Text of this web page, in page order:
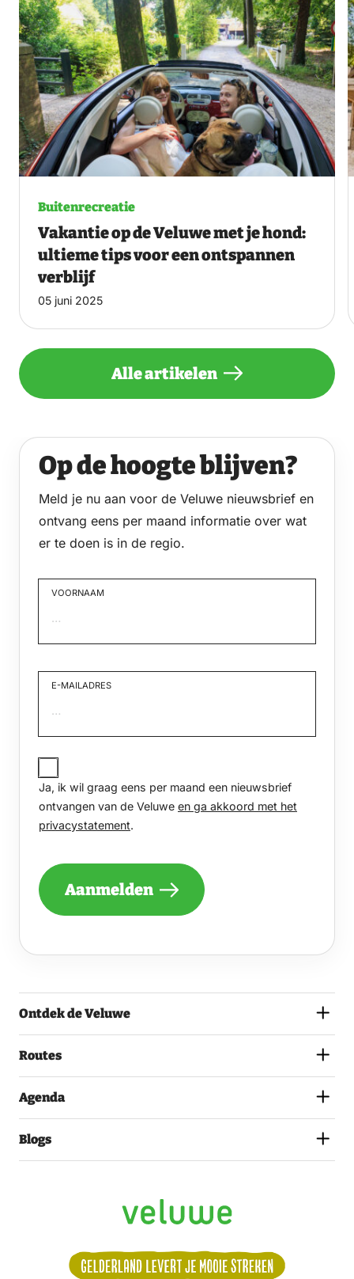
Buitenrecreatie
Vakantie op de Veluwe met je hond:
ultieme tips voor een ontspannen
verblijf
05 juni 2025
Alle artikelen
Op de hoogte blijven?
Meld je nu aan voor de Veluwe nieuwsbrief en
ontvang eens per maand informatie over wat
er te doen is in de regio.
VOORNAAM
E-MAILADRES
JA,
IK
WIL
GRAAG
EENS
PER
EEN
ONTVANGEN
EN
HET
Ja, ik wil graag eens per maand een nieuwsbrief
ontvangen van de Veluwe en ga akkoord met het
privacystatement.
Aanmelden
Ontdek de Veluwe
Routes
Agenda
Blogs